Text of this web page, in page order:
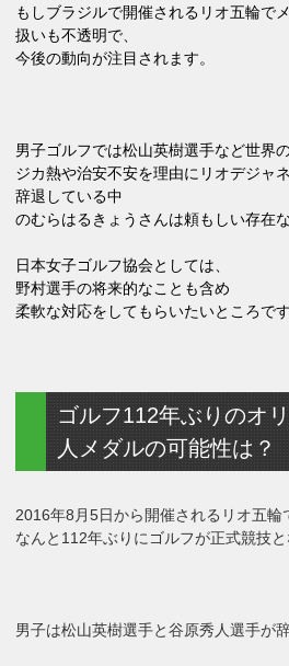
もしブラジルで開催されるリオ五輪で
扱いも不透明で、
今後の動向が注目されます。
男子ゴルフでは松山英樹選手など世界
ジカ熱や治安不安を理由にリオデジャ
辞退している中
のむらはるきょうさんは頼もしい存在
日本女子ゴルフ協会としては、
野村選手の将来的なことも含め
柔軟な対応をしてもらいたいところです
ゴルフ112年ぶりのオ
人メダルの可能性は？
2016年8月5日から開催されるリオ五輪
なんと112年ぶりにゴルフが正式競技と
男子は松山英樹選手と谷原秀人選手が